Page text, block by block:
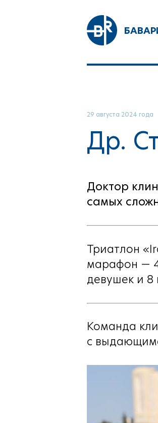
29 августа 2024 года
Др.
Доктор
самых
Триатлон
марафон —
девушек и 8
Команда
с